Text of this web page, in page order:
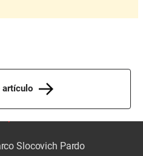
artículo
Slocovich Pardo